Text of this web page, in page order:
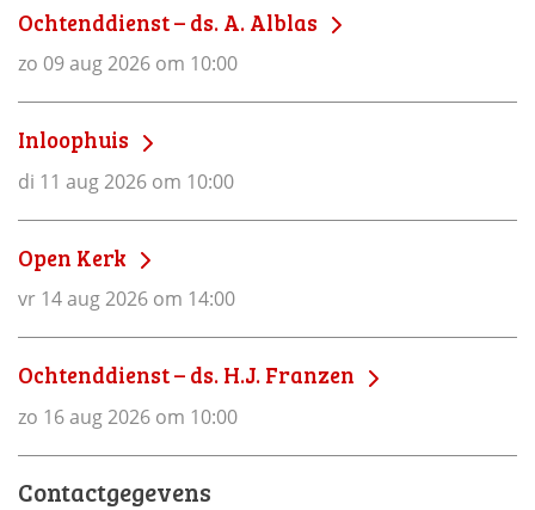
Ochtenddienst – ds. A. Alblas
zo 09 aug 2026 om 10:00
Inloophuis
di 11 aug 2026 om 10:00
Open Kerk
vr 14 aug 2026 om 14:00
Ochtenddienst – ds. H.J. Franzen
zo 16 aug 2026 om 10:00
Contactgegevens